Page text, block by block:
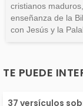
cristianos
enseñanza de la
con Jesús y la
TE PUEDE
37 versículos